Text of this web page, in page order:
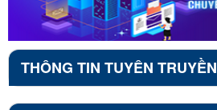
THÔNG TIN TUYÊN TRUYỀN